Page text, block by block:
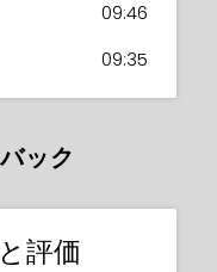
09:46
09:35
ック
評価